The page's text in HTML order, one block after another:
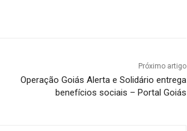
Próximo artigo
Operação Goiás Alerta e Solidário entrega
benefícios sociais – Portal Goiás